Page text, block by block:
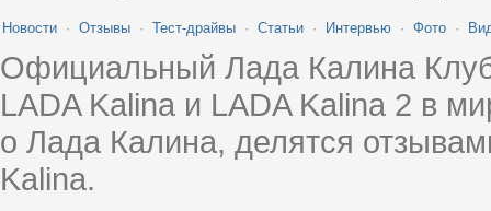
Новости · Отзывы · Тест-драйвы · Статьи · Интервью · Фото ·
Официальный Лада Калина
LADA Kalina и LADA Kalina 2 в
о Лада Калина, делятся
Kalina.